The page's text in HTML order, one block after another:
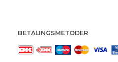
BETALINGSMETODER